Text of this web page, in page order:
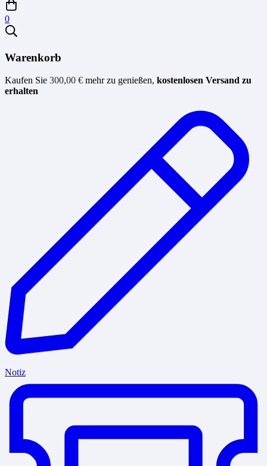
0
Warenkorb
Kaufen Sie 300,00 € mehr zu genießen, kostenlosen Versand zu
erhalten
Notiz